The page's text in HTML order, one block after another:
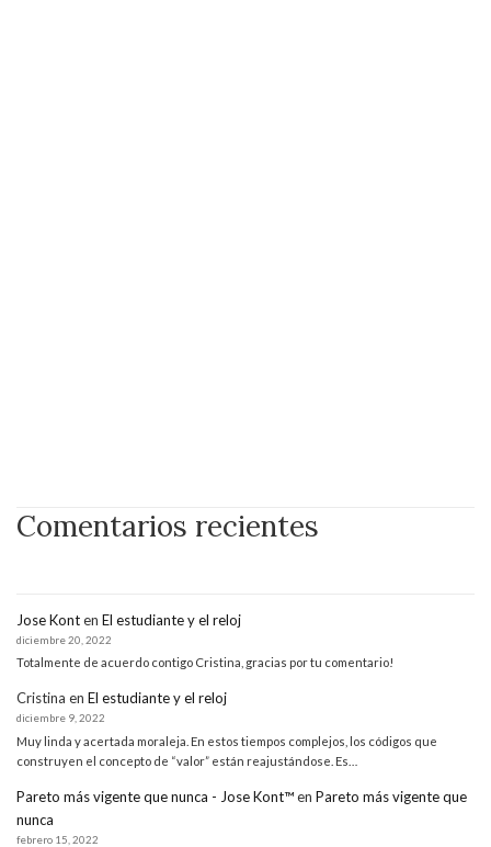
Comentarios recientes
Jose Konten El estudiante y el reloj
diciembre 20, 2022
Totalmente de acuerdo contigo Cristina, gracias por tu comentario!
Cristina en El estudiante y el reloj
diciembre 9, 2022
Muy linda y acertada moraleja. En estos tiempos complejos, los códigos que
construyen el concepto de “valor” están reajustándose. Es…
Pareto más vigente que nunca - Jose Kont™en Pareto más vigente que
nunca
febrero 15, 2022